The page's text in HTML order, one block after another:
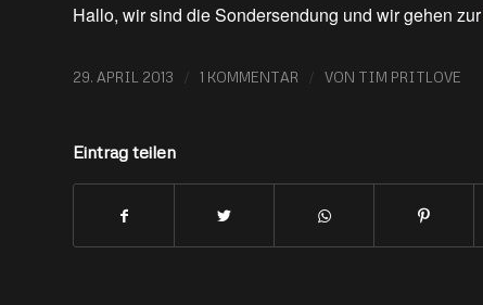
Hallo, wir sind die Sondersendung und wir gehen zur
29. APRIL 2013 / 1 KOMMENTAR / VON TIM PRITLOVE
Eintrag teilen